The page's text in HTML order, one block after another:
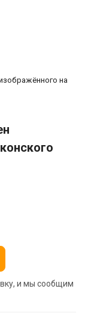
на
и мы сообщим